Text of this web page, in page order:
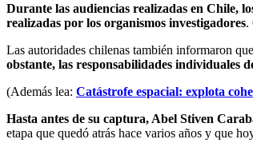
Durante las audiencias realizadas en Chile,
realizadas por los organismos investigadores.
Las autoridades chilenas también informaron
obstante, las responsabilidades individuales
(Además lea: Catástrofe espacial: explota
Hasta antes de su captura, Abel Stiven
etapa que quedó atrás hace varios años y que